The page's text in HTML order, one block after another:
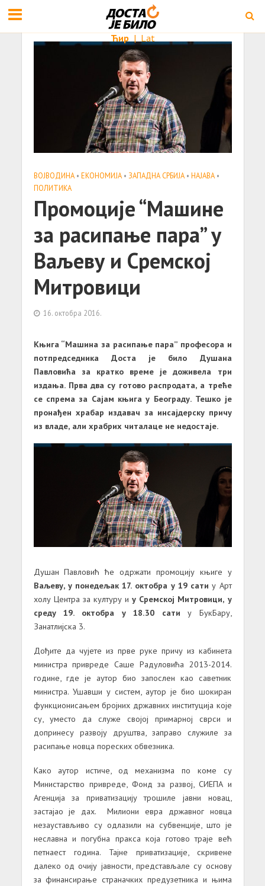
Ћир | Lat
ВОЈВОДИНА • ЕКОНОМИЈА • ЗАПАДНА СРБИЈА • НАЈАВА •
ПОЛИТИКА
Промоције “Машине
за расипање пара” у
Ваљеву и Сремској
Митровици
16. октобра 2016.
Књига “Машина за расипање пара” професора и
потпредседника Доста је било Душана
Павловића за кратко време је доживела три
издања. Прва два су готово распродата, а треће
се спрема за Сајам књига у Београду. Тешко је
пронађен храбар издавач за инсајдерску причу
из владе, али храбрих читалаце не недостаје.
Душан Павловић ће одржати промоцију књиге у
Ваљеву, у понедељак 17. октобра у 19 сати у Арт
холу Центра за културу иу Сремској Митровици, у
среду 19. октобра у 18.30 сати у БукБару,
Занатлијска 3.
Дођите да чујете из прве руке причу из кабинета
министра привреде Саше Радуловића 2013-2014.
године, где је аутор био запослен као саветник
министра. Ушавши у систем, аутор је био шокиран
функционисањем бројних државних институција које
су, уместо да служе својој примарној сврси и
допринесу развоју друштва, заправо служиле за
расипање новца пореских обвезника.
Како аутор истиче, од механизма по коме су
Министарство привреде, Фонд за развој, СИЕПА и
Агенција за приватизацију трошиле јавни новац,
застајао је дах. Милиони евра државног новца
незаустављиво су одлазили на субвенције, што је
неславна и погубна пракса која готово траје већ
петнаест година. Тајне приватизације, скривене
далеко од очију јавности, представљале су основу
за финансирање страначких предузетника и њима